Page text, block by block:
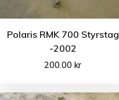
Polaris RMK 700 Styrstag
-2002
200.00kr